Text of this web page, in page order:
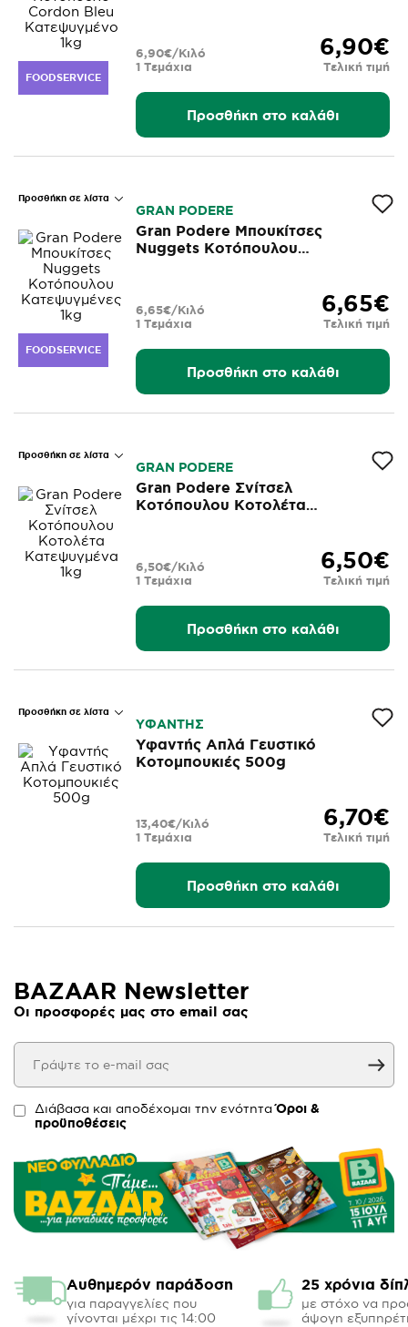
FOODSERVICE
6,90€
Τελική τιμή
1 Τεμάχια
6,90€/Κιλό
Προσθήκη στο καλάθι
Προσθήκη σε λίστα
FOODSERVICE
GRAN PODERE
Gran Podere Μπουκίτσες
Nuggets Κοτόπουλου
6,65€
Τελική τιμή
1 Τεμάχια
6,65€/Κιλό
Προσθήκη στο καλάθι
Προσθήκη σε λίστα
GRAN PODERE
Gran Podere Σνίτσελ
Κοτόπουλου Κοτολέτα
6,50€
Τελική τιμή
1 Τεμάχια
6,50€/Κιλό
Προσθήκη στο καλάθι
Προσθήκη σε λίστα
ΥΦΑΝΤΗΣ
Υφαντής Απλά Γευστικό
Κοτομπουκιές 500g
6,70€
Τελική τιμή
1 Τεμάχια
13,40€/Κιλό
Προσθήκη στο καλάθι
BAZAAR Newsletter
Οι προσφορές μας στο email σας
Διάβασα και αποδέχομαι την ενότηταΌροι &
προϋποθέσεις
Αυθημερόν παράδοση
για παραγγελίες που
γίνονται μέχρι τις 14:00
25 χρόνια
με στόχο να
άψογη